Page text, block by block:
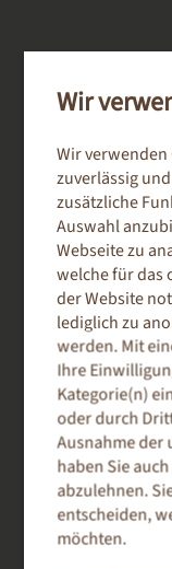
matt-raue
natürliche
CIE Weiße 80
chlor- und
Wir
Wir
zuverlässig
zusätzliche
Auswahl
Webseite zu
welche für das
der Website
lediglich zu
werden. Mit
Ihre
Kategorie(n)
oder durch
Ausnahme der
haben Sie
abzulehnen.
entscheiden,
möchten.